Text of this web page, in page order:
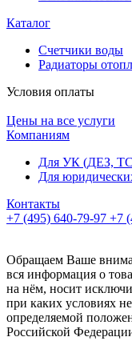
Каталог
Счетчики воды
Радиаторы
Условия оплаты
Цены на все услуги
Компаниям
Для УК (ДЕЗ,
Для
Контакты
+7 (495) 640-79-97 +7
Обращаем Ваше
вся информация о
на нём, носит
при каких условиях
определяемой
Российской